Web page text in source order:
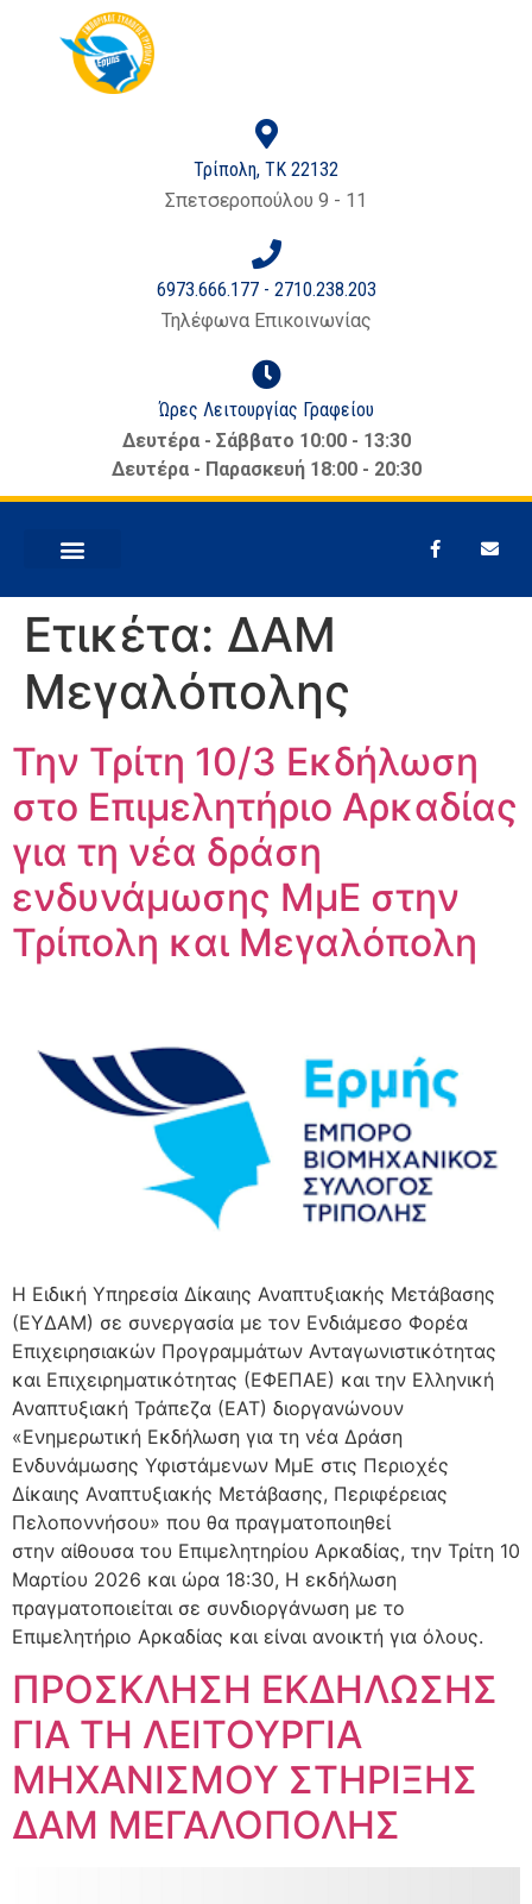
περιεχόμενο
Τρίπολη, ΤΚ 22132
Σπετσεροπούλου 9 - 11
6973.666.177 - 2710.238.203
Τηλέφωνα Επικοινωνίας
Ώρες Λειτουργίας Γραφείου
Δευτέρα - Σάββατο 10:00 - 13:30
Δευτέρα - Παρασκευή 18:00 - 20:30
Ετικέτα: ΔΑΜ
Μεγαλόπολης
Την Τρίτη 10/3 Εκδήλωση
στο Επιμελητήριο Αρκαδίας
για τη νέα δράση
ενδυνάμωσης ΜμΕ στην
Τρίπολη και Μεγαλόπολη
Η Ειδική Υπηρεσία Δίκαιης Αναπτυξιακής Μετάβασης
(ΕΥΔΑΜ) σε συνεργασία με τον Ενδιάμεσο Φορέα
Επιχειρησιακών Προγραμμάτων Ανταγωνιστικότητας
και Επιχειρηματικότητας (ΕΦΕΠΑΕ) και την Ελληνική
Αναπτυξιακή Τράπεζα (ΕΑΤ) διοργανώνουν
«Ενημερωτική Εκδήλωση για τη νέα Δράση
Ενδυνάμωσης Υφιστάμενων ΜμΕ στις Περιοχές
Δίκαιης Αναπτυξιακής Μετάβασης, Περιφέρειας
Πελοποννήσου» που θα πραγματοποιηθεί
στην αίθουσα του Επιμελητηρίου Αρκαδίας, την Τρίτη 10
Μαρτίου 2026 και ώρα 18:30, Η εκδήλωση
πραγματοποιείται σε συνδιοργάνωση με το
Επιμελητήριο Αρκαδίας και είναι ανοικτή για όλους.
ΠΡΟΣΚΛΗΣΗ ΕΚΔΗΛΩΣΗΣ
ΓΙΑ ΤΗ ΛΕΙΤΟΥΡΓΙΑ
ΜΗΧΑΝΙΣΜΟΥ ΣΤΗΡΙΞΗΣ
ΔΑΜ ΜΕΓΑΛΟΠΟΛΗΣ